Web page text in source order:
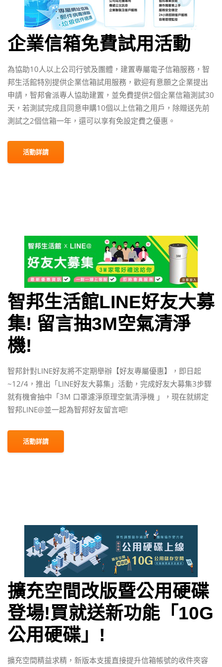
企業信箱免費試用活動
為協助10人以上公司行號及團體，建置專屬電子信箱服務，智
邦生活館特別提供企業信箱試用服務，歡迎有意願之企業提出
申請，智邦會派專人協助建置，並免費提供2個企業信箱測試30
天，若測試完成且同意申購10個以上信箱之用戶，除贈送先前
測試之2個信箱一年，還可以享有免設定費之優惠。
活動詳請
智邦生活館LINE好友大募
集! 留言抽3M空氣清淨
機!
智邦針對LINE好友將不定期舉辦【好友專屬優惠】，即日起
~12/4，推出「LINE好友大募集」活動，完成好友大募集3步驟
就有機會抽中「3M 口罩濾淨原理空氣清淨機 」，現在就綁定
智邦LINE@並一起為智邦好友留言吧!
活動詳請
擴充空間改版暨公用硬碟
登場!買就送新功能「10G
公用硬碟」!
擴充空間精益求精，新版本支援直接提升信箱帳號的收件夾容